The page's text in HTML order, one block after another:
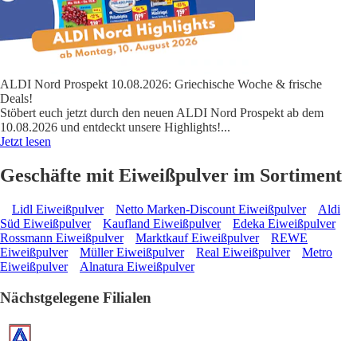
ALDI Nord Prospekt 10.08.2026: Griechische Woche & frische
Deals!
Stöbert euch jetzt durch den neuen ALDI Nord Prospekt ab dem
10.08.2026 und entdeckt unsere Highlights!...
Jetzt lesen
Geschäfte mit Eiweißpulver im Sortiment
Lidl Eiweißpulver Netto Marken-Discount Eiweißpulver
Aldi
Süd Eiweißpulver
Kaufland Eiweißpulver
Edeka Eiweißpulver
Rossmann Eiweißpulver
Marktkauf Eiweißpulver
REWE
Eiweißpulver
Müller Eiweißpulver Real Eiweißpulver
Metro
Eiweißpulver
Alnatura Eiweißpulver
Nächstgelegene Filialen